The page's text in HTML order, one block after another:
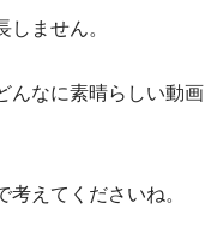
ません。
んなに素晴らしい動画
えてくださいね。